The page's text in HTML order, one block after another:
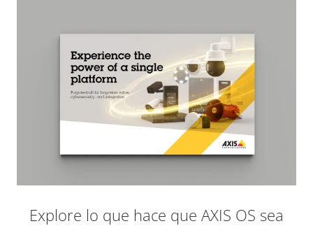
Explore lo que hace que AXIS OS sea